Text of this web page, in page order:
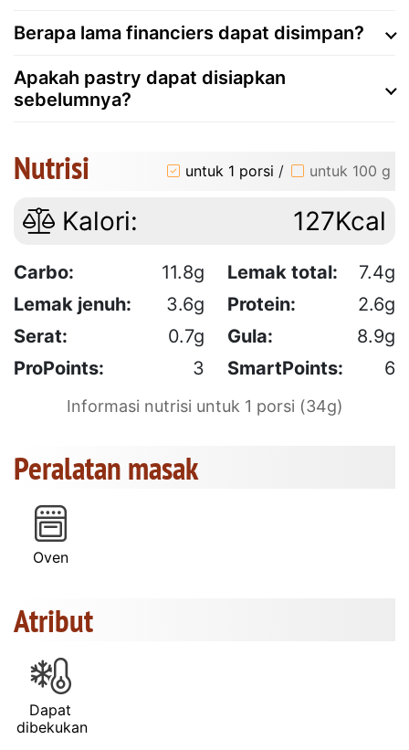
Berapa lama financiers dapat disimpan?
Apakah pastry dapat disiapkan
sebelumnya?
Nutrisi untuk 1 porsi / untuk 100 g
Kalori: 127Kcal
Carbo: 11.8g Lemak total:
7.4g
Lemak jenuh:
3.6g Protein:
2.6g
Serat:
0.7g Gula:
8.9g
ProPoints:
3 SmartPoints: 6
Informasi nutrisi untuk 1 porsi (34g)
Peralatan masak
Oven
Atribut
Dapat
dibekukan